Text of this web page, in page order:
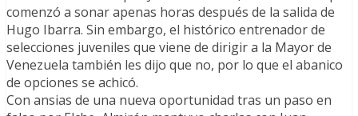
comenzó a sonar apenas horas después de la salida de
Hugo Ibarra. Sin embargo, el histórico entrenador de
selecciones juveniles que viene de dirigir a la Mayor de
Venezuela también les dijo que no, por lo que el abanico
de opciones se achicó.
Con ansias de una nueva oportunidad tras un paso en